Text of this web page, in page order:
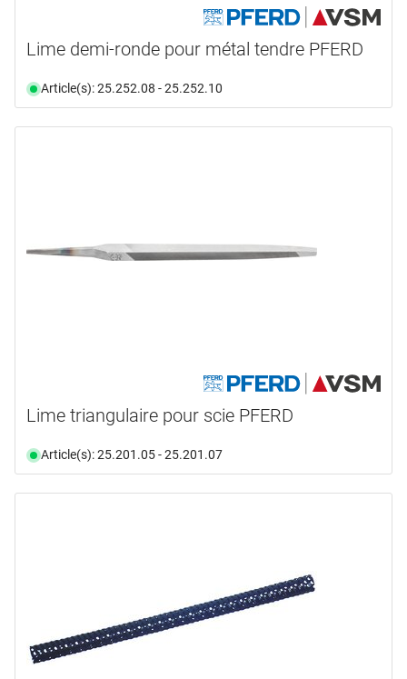
Lime demi-ronde pour métal tendre PFERD
Article(s): 25.252.08 - 25.252.10
Lime triangulaire pour scie PFERD
Article(s): 25.201.05 - 25.201.07